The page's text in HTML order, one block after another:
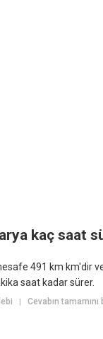
kaç saat
491 km km'dir
saat kadar sürer.
|Cevabın